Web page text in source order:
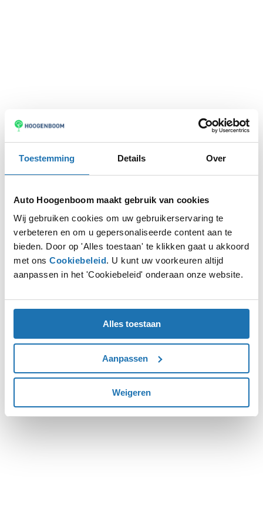
Toestemming Details Over
Auto Hoogenboom maakt gebruik van cookies
Wij gebruiken cookies om uw gebruikerservaring te
verbeteren en om u gepersonaliseerde content aan te
bieden. Door op 'Alles toestaan' te klikken gaat u akkoord
met ons Cookiebeleid. U kunt uw voorkeuren altijd
aanpassen in het 'Cookiebeleid' onderaan onze website.
Alles toestaan
Aanpassen
Weigeren
Application error: aclient-side exception has occurred while
loadingwww.autohoogenboom.nl (see the browser console
more information).